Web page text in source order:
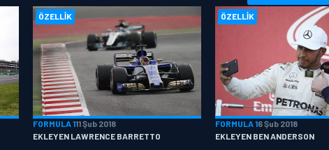
ÖZELLIK
FORMULA 111 Şub 2018
EKLEYEN LAWRENCE BARRETTO
ÖZELLIK
FORMULA 16 Şub 2018
EKLEYEN BEN ANDERSON